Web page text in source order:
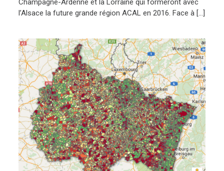
Champagne-Ardenne et la Lorraine qui formeront avec
l’Alsace la future grande région ACAL en 2016. Face à […]